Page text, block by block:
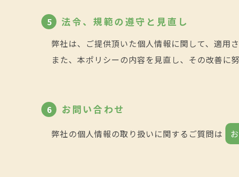
5 法令、規範の遵守と見直し
弊社は、ご提供頂いた個人情報に関して、適用
また、本ポリシーの内容を見直し、その改善に努
6 お問い合わせ
弊社の個人情報の取り扱いに関するご質問は